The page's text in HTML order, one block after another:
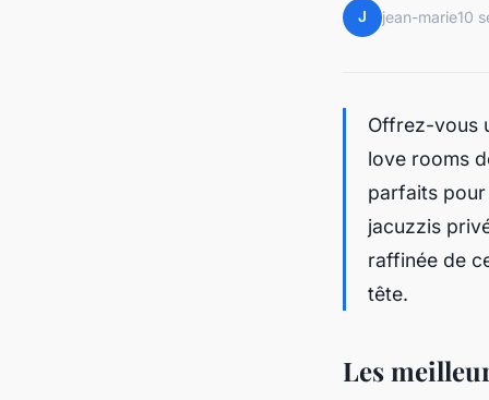
J jean-marie10
Offrez-vous
love rooms
parfaits
jacuzzis
raffinée de
tête.
Les